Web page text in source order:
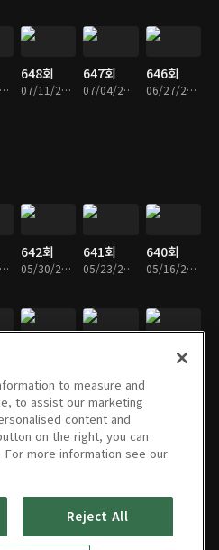
• 1시간 8분
648회
07/11/2026 • 1시간 5분
647회
07/04/2026 • 1시간 7분
646회
06/27/2026 • 1시간 7분
06/06/2026 • 1시간 5분
642회
05/30/2026 • 1시간 12분
641회
05/23/2026 • 1시간 6분
640회
05/16/2026 • 1시간 4분
634회
630회 629회 628회
to measure and
to assist our marketing
content and
on the right, you can
more information see our
Reject All